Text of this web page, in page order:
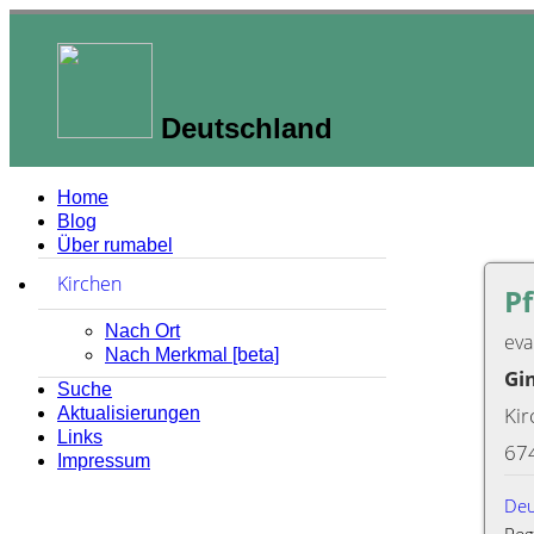
Deutschland
Home
Blog
Über rumabel
Kirchen
Nach Ort
Nach Merkmal [beta]
Suche
Aktualisierungen
Links
Impressum